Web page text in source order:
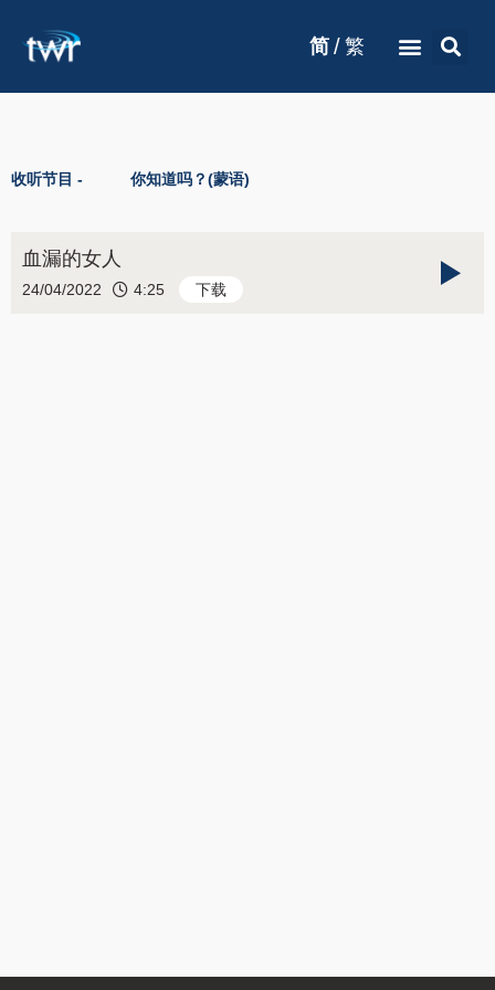
简 / 繁
收听节目 - 你知道吗？(蒙语)
血漏的女人
24/04/2022 4:25 下载